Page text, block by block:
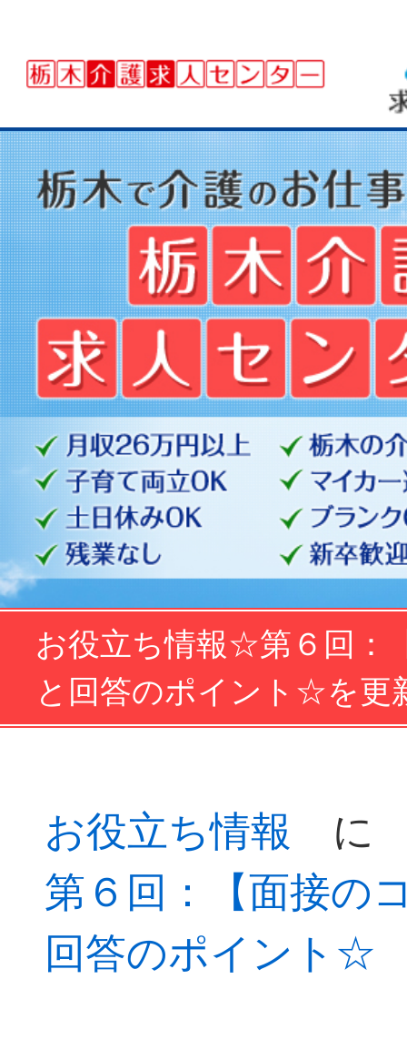
お役立ち情報☆第６回：
と回答のポイント☆を更
お役立ち情報 に
第６回：【面接の
回答のポイント☆